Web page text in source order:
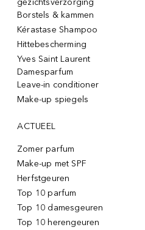
Borstels & kammen
Kérastase Shampoo
Hittebescherming
Yves Saint Laurent
Damesparfum
Leave-in conditioner
Make-up spiegels
ACTUEEL
Zomer parfum
Make-up met SPF
Herfstgeuren
Top 10 parfum
Top 10 damesgeuren
Top 10 herengeuren